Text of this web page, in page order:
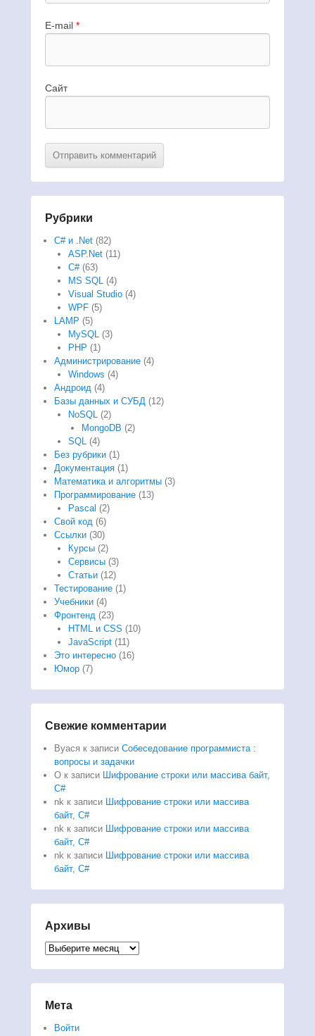
E-mail *
Сайт
Рубрики
C# и .Net (82)
ASP.Net(11)
C#(63)
MS SQL
(4)
Visual Studio(4)
WPF(5)
LAMP (5)
MySQL
(3)
PHP (1)
Администрирование (4)
Windows (4)
Андроид (4)
Базы данных и СУБД (12)
NoSQL
(2)
MongoDB (2)
SQL
(4)
Без рубрики (1)
Документация (1)
Математика и алгоритмы (3)
Программирование (13)
Pascal (2)
Свой код (6)
Ссылки (30)
Курсы(2)
Сервисы(3)
Статьи(12)
Тестирование (1)
Учебники (4)
Фронтенд (23)
HTML и CSS (10)
JavaScript(11)
Это интересно (16)
Юмор (7)
Свежие комментарии
Вуася к записи Собеседование программиста :
вопросы и задачки
O к записи
Шифрование строки или массива байт,
C#
nk к записи
Шифрование строки или массива
байт, C#
nk к записи
Шифрование строки или массива
байт, C#
nk к записи
Шифрование строки или массива
байт, C#
Архивы
Архивы
Мета
Войти